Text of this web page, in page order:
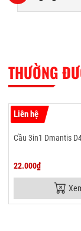
THƯỜNG
Liên hệ
Cầu 3in1 Dmantis
22.000₫